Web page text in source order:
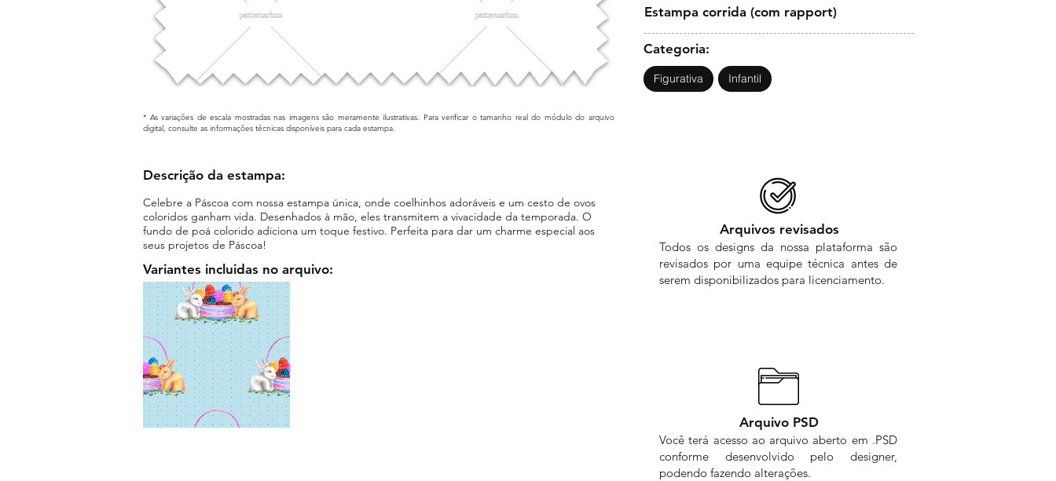
* As variações de escala mostradas nas imagens são meramente ilustrativas. Para verificar o tamanho real do módulo do arquivo
digital, consulte as informações técnicas disponíveis para cada estampa.
Estampa corrida (com rapport)
Categoria:
Figurativa Infantil
Descrição da estampa:
Celebre a Páscoa com nossa estampa única, onde coelhinhos adoráveis e um cesto de ovos
coloridos ganham vida. Desenhados à mão, eles transmitem a vivacidade da temporada. O
fundo de poá colorido adiciona um toque festivo. Perfeita para dar um charme especial aos
seus projetos de Páscoa!
Variantes incluidas no arquivo:
Arquivos revisados
Todos os designs da nossa plataforma são
revisados por uma equipe técnica antes de
serem disponibilizados para licenciamento.
Arquivo PSD
Você terá acesso ao arquivo aberto em .PSD
conforme desenvolvido pelo designer,
podendo fazendo alterações.